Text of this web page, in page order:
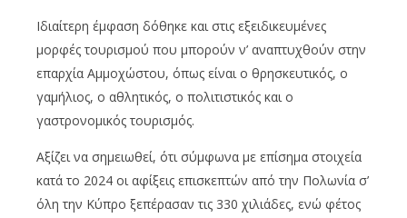
Ιδιαίτερη έμφαση δόθηκε και στις εξειδικευμένες
μορφές τουρισμού που μπορούν ν’ αναπτυχθούν στην
επαρχία Αμμοχώστου, όπως είναι ο θρησκευτικός, ο
γαμήλιος, ο αθλητικός, ο πολιτιστικός και ο
γαστρονομικός τουρισμός.
Αξίζει να σημειωθεί, ότι σύμφωνα με επίσημα στοιχεία
κατά το 2024 οι αφίξεις επισκεπτών από την Πολωνία σ’
όλη την Κύπρο ξεπέρασαν τις 330 χιλιάδες, ενώ φέτος